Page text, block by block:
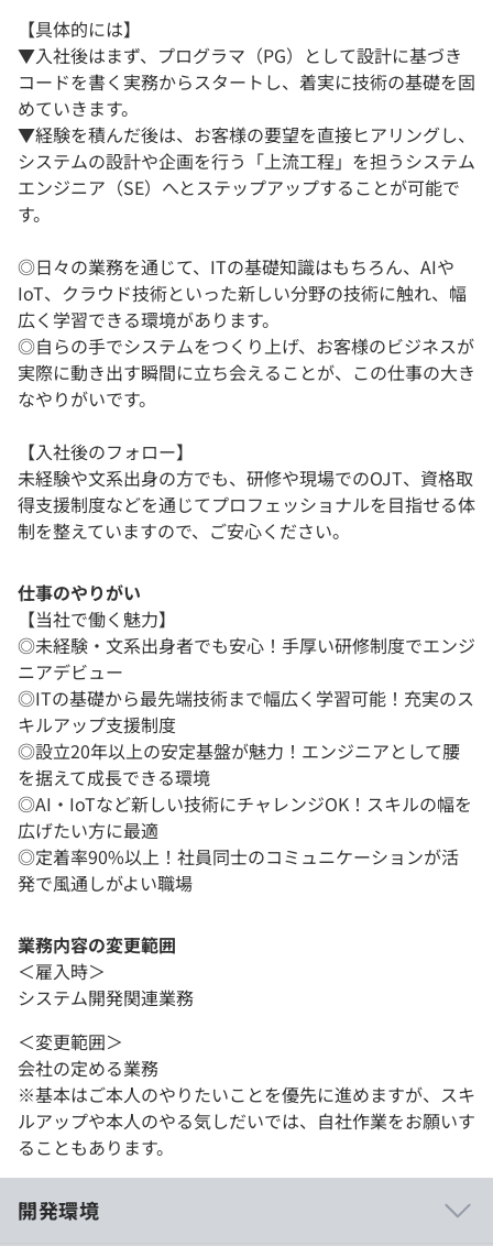
【具体的には】
▼入社後はまず、プログラマ（PG）として設計に基づき
コードを書く実務からスタートし、着実に技術の基礎を固
めていきます。
▼経験を積んだ後は、お客様の要望を直接ヒアリングし、
システムの設計や企画を行う「上流工程」を担うシステム
エンジニア（SE）へとステップアップすることが可能で
す。
◎日々の業務を通じて、ITの基礎知識はもちろん、AIや
IoT、クラウド技術といった新しい分野の技術に触れ、幅
広く学習できる環境があります。
◎自らの手でシステムをつくり上げ、お客様のビジネスが
実際に動き出す瞬間に立ち会えることが、この仕事の大き
なやりがいです。
【入社後のフォロー】
未経験や文系出身の方でも、研修や現場でのOJT、資格取
得支援制度などを通じてプロフェッショナルを目指せる体
制を整えていますので、ご安心ください。
仕事のやりがい
【当社で働く魅力】
◎未経験・文系出身者でも安心！手厚い研修制度でエンジ
ニアデビュー
◎ITの基礎から最先端技術まで幅広く学習可能！充実のス
キルアップ支援制度
◎設立20年以上の安定基盤が魅力！エンジニアとして腰
を据えて成長できる環境
◎AI・IoTなど新しい技術にチャレンジOK！スキルの幅を
広げたい方に最適
◎定着率90%以上！社員同士のコミュニケーションが活
発で風通しがよい職場
業務内容の変更範囲
＜雇入時＞
システム開発関連業務
＜変更範囲＞
会社の定める業務
※基本はご本人のやりたいことを優先に進めますが、スキ
ルアップや本人のやる気しだいでは、自社作業をお願いす
ることもあります。
開発環境